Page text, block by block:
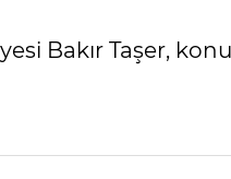
Bakır Taşer,